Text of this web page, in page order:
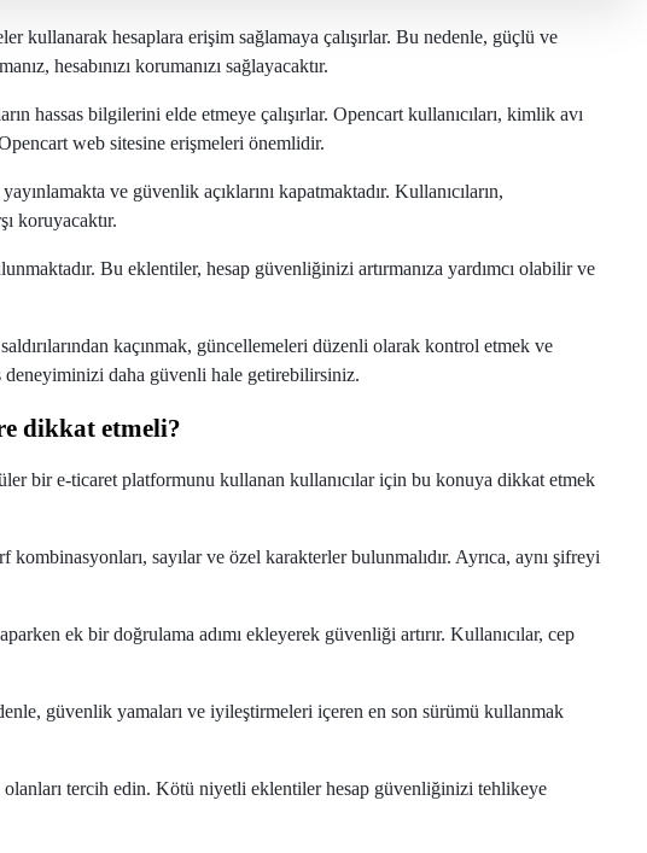
hesaplara erişim sağlamaya çalışırlar. Bu nedenle, güçlü ve
hesabınızı korumanızı sağlayacaktır.
hassas bilgilerini elde etmeye çalışırlar. Opencart kullanıcıları, kimlik avı
web sitesine erişmeleri önemlidir.
ve güvenlik açıklarını kapatmaktadır. Kullanıcıların,
koruyacaktır.
Bu eklentiler, hesap güvenliğinizi artırmanıza yardımcı olabilir ve
kaçınmak, güncellemeleri düzenli olarak kontrol etmek ve
deneyiminizi daha güvenli hale getirebilirsiniz.
dikkat etmeli?
bir e-ticaret platformunu kullanan kullanıcılar için bu konuya dikkat etmek
sayılar ve özel karakterler bulunmalıdır. Ayrıca, aynı şifreyi
ek bir doğrulama adımı ekleyerek güvenliği artırır. Kullanıcılar, cep
güvenlik yamaları ve iyileştirmeleri içeren en son sürümü kullanmak
tercih edin. Kötü niyetli eklentiler hesap güvenliğinizi tehlikeye